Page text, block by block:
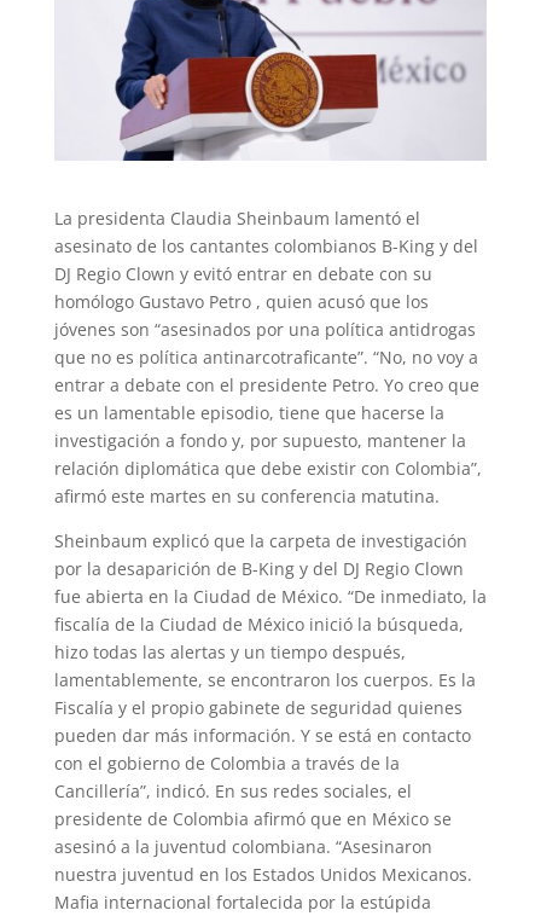
La presidenta Claudia Sheinbaum lamentó el
asesinato de los cantantes colombianos B-King y del
DJ Regio Clown y evitó entrar en debate con su
homólogo Gustavo Petro , quien acusó que los
jóvenes son “asesinados por una política antidrogas
que no es política antinarcotraficante”. “No, no voy a
entrar a debate con el presidente Petro. Yo creo que
es un lamentable episodio, tiene que hacerse la
investigación a fondo y, por supuesto, mantener la
relación diplomática que debe existir con Colombia”,
afirmó este martes en su conferencia matutina.
Sheinbaum explicó que la carpeta de investigación
por la desaparición de B-King y del DJ Regio Clown
fue abierta en la Ciudad de México. “De inmediato, la
fiscalía de la Ciudad de México inició la búsqueda,
hizo todas las alertas y un tiempo después,
lamentablemente, se encontraron los cuerpos. Es la
Fiscalía y el propio gabinete de seguridad quienes
pueden dar más información. Y se está en contacto
con el gobierno de Colombia a través de la
Cancillería”, indicó. En sus redes sociales, el
presidente de Colombia afirmó que en México se
asesinó a la juventud colombiana. “Asesinaron
nuestra juventud en los Estados Unidos Mexicanos.
Mafia internacional fortalecida por la estúpida